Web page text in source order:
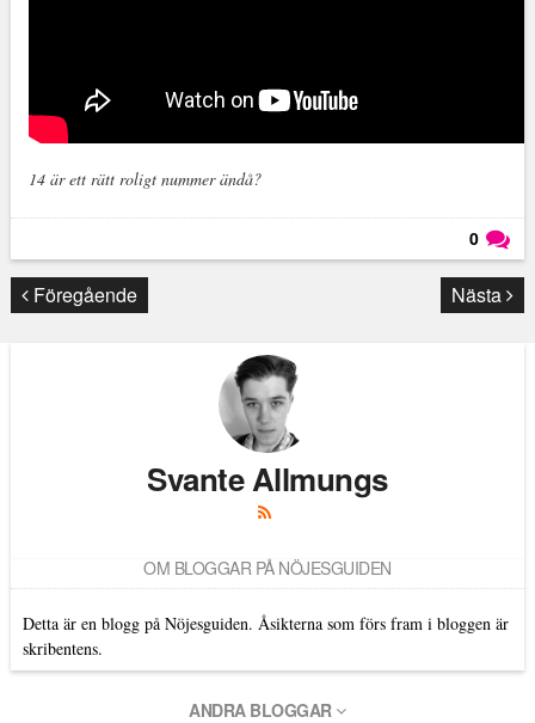
14 är ett rätt roligt nummer ändå?
0
Läs kommentarer (0)
Föregående Nästa
Svante Allmungs
OM BLOGGAR PÅ NÖJESGUIDEN
Detta är en blogg på Nöjesguiden. Åsikterna som förs fram i bloggen är
skribentens.
ANDRA BLOGGAR